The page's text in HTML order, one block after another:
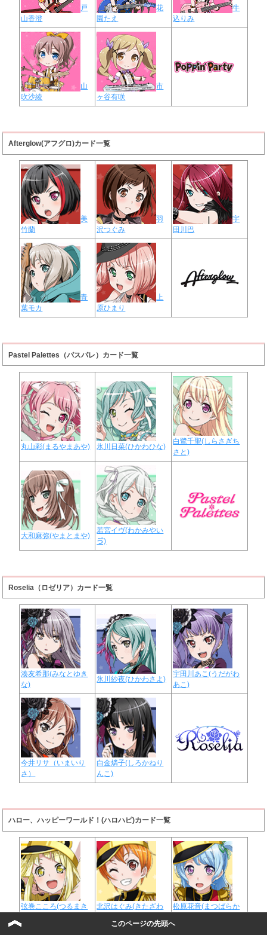
戸
山香澄
花
園たえ
牛
込りみ
山
吹沙綾
市
ヶ谷有咲
Afterglow(アフグロ)カード一覧
美
竹蘭
羽
沢つぐみ
宇
田川巴
青
葉モカ
上
原ひまり
Pastel Palettes（パスパレ）カード一覧
丸山彩(まるやまあや) 氷川日菜(ひかわひな)
白鷺千聖(しらさぎち
さと)
大和麻弥(やまとまや)
若宮イヴ(わかみやい
ゔ)
Roselia（ロゼリア）カード一覧
湊友希那(みなとゆき
な)
氷川紗夜(ひかわさよ)
宇田川あこ(うだがわ
あこ)
今井リサ（いまいり
さ）
白金燐子(しろかねり
んこ)
ハロー、ハッピーワールド！(ハロハピ)カード一覧
弦巻こころ(つるまき
北沢はぐみ(きたざわ
松原花音(まつばらか
このページの先頭へ